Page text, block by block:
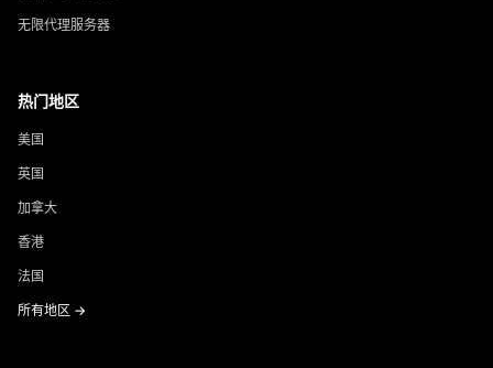
无限代理服务器
热门地区
美国
英国
加拿大
香港
法国
所有地区 →